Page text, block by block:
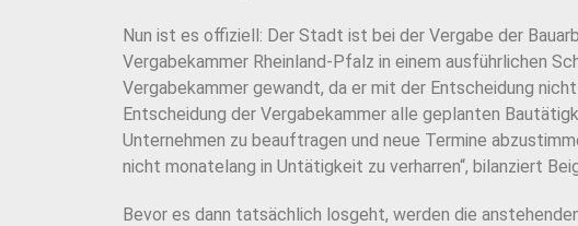
Nun ist es offiziell: Der Stadt ist bei der Vergabe der
Vergabekammer Rheinland-Pfalz in einem ausführlichen
Vergabekammer gewandt, da er mit der Entscheidung
Entscheidung der Vergabekammer alle geplanten
Unternehmen zu beauftragen und neue Termine
nicht monatelang in Untätigkeit zu verharren“, bilanziert
Bevor es dann tatsächlich losgeht, werden die